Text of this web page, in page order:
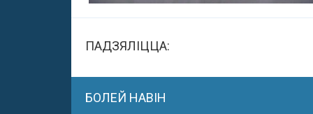
ПАДЗЯЛІЦЦА:
БОЛЕЙ НАВІН